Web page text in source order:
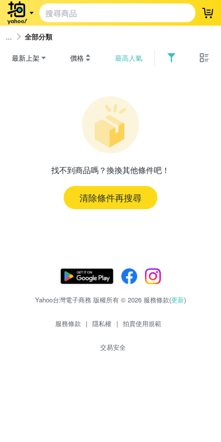
登
全部分類
最新上架 價格 最高人氣
找不到商品嗎？換換其他條件吧！
清除條件再搜尋
Yahoo台灣電子商務 版權所有 © 2026 服務條款(更新)
服務條款 | 隱私權 | 拍賣使用規範
交易安全